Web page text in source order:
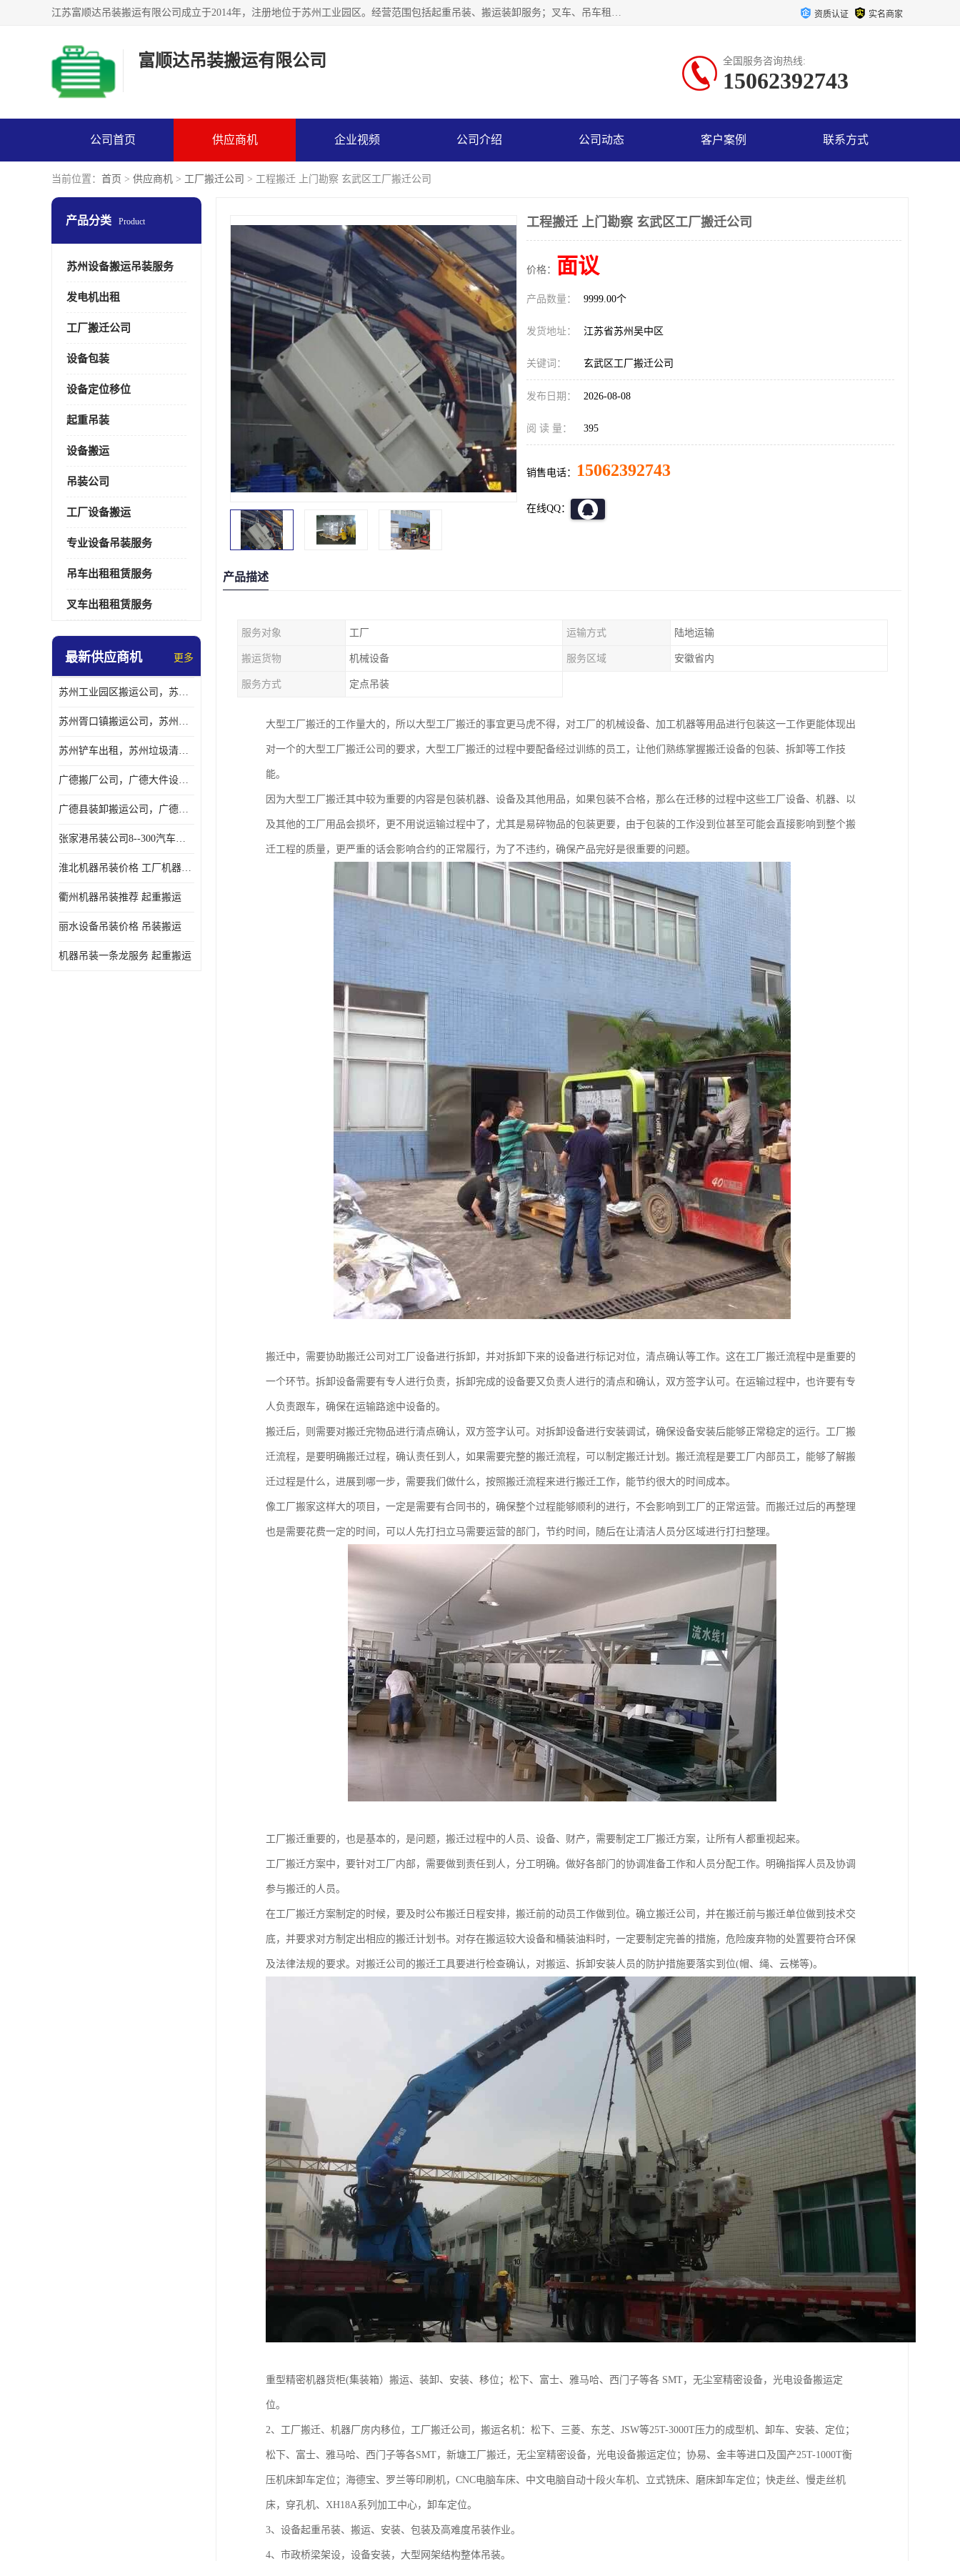
江苏富顺达吊装搬运有限公司成立于2014年，注册地位于苏州工业园区。经营范围包括起重吊装、搬运装卸服务；叉车、吊车租赁；水电安装；机电工程施工及维护；机电设备安装；家政服务、保洁服务。苏州搬运公司，苏州叉车出租，苏州吊车出租，苏州工厂设备搬运，专业设备吊装服务。 资质认证 实名商家
富顺达吊装搬运有限公司 全国服务咨询热线:
15062392743
公司首页 供应商机 企业视频 公司介绍 公司动态 客户案例 联系方式
当前位置： 首页 > 供应商机 > 工厂搬迁公司 > 工程搬迁 上门勘察 玄武区工厂搬迁公司
产品分类 Product
苏州设备搬运吊装服务
发电机出租
工厂搬迁公司
设备包装
设备定位移位
起重吊装
设备搬运
吊装公司
工厂设备搬运
专业设备吊装服务
吊车出租租赁服务
叉车出租租赁服务
最新供应商机 更多
苏州工业园区搬运公司，苏州工业园区搬厂公司
苏州胥口镇搬运公司，苏州胥口镇吊装搬厂公司
苏州铲车出租，苏州垃圾清理铲车租赁服务
广德搬厂公司，广德大件设备搬厂，广德搬运
广德县装卸搬运公司，广德县机器搬运公司
张家港吊装公司8--300汽车吊出租）
淮北机器吊装价格 工厂机器吊装
衢州机器吊装推荐 起重搬运
丽水设备吊装价格 吊装搬运
机器吊装一条龙服务 起重搬运
工程搬迁 上门勘察 玄武区工厂搬迁公司
价格： 面议
产品数量： 9999.00个
发货地址： 江苏省苏州吴中区
关键词： 玄武区工厂搬迁公司
发布日期： 2026-08-08
阅 读 量： 395
销售电话： 15062392743
在线QQ：
产品描述
服务对象 工厂 运输方式 陆地运输
搬运货物 机械设备 服务区域 安徽省内
服务方式 定点吊装
大型工厂搬迁的工作量大的，所以大型工厂搬迁的事宜更马虎不得，对工厂的机械设备、加工机器等用品进行包装这一工作更能体现出
对一个的大型工厂搬迁公司的要求，大型工厂搬迁的过程中要配备经过训练的员工，让他们熟练掌握搬迁设备的包装、拆卸等工作技
能。
因为大型工厂搬迁其中较为重要的内容是包装机器、设备及其他用品，如果包装不合格，那么在迁移的过程中这些工厂设备、机器、以
及其他的工厂用品会损坏，更不用说运输过程中了，尤其是易碎物品的包装更要，由于包装的工作没到位甚至可能会直接影响到整个搬
迁工程的质量，更严重的话会影响合约的正常履行，为了不违约，确保产品完好是很重要的问题。
搬迁中，需要协助搬迁公司对工厂设备进行拆卸，并对拆卸下来的设备进行标记对位，清点确认等工作。这在工厂搬迁流程中是重要的
一个环节。拆卸设备需要有专人进行负责，拆卸完成的设备要又负责人进行的清点和确认，双方签字认可。在运输过程中，也许要有专
人负责跟车，确保在运输路途中设备的。
搬迁后，则需要对搬迁完物品进行清点确认，双方签字认可。对拆卸设备进行安装调试，确保设备安装后能够正常稳定的运行。工厂搬
迁流程，是要明确搬迁过程，确认责任到人，如果需要完整的搬迁流程，可以制定搬迁计划。搬迁流程是要工厂内部员工，能够了解搬
迁过程是什么，进展到哪一步，需要我们做什么，按照搬迁流程来进行搬迁工作，能节约很大的时间成本。
像工厂搬家这样大的项目，一定是需要有合同书的，确保整个过程能够顺利的进行，不会影响到工厂的正常运营。而搬迁过后的再整理
也是需要花费一定的时间，可以人先打扫立马需要运营的部门，节约时间，随后在让清洁人员分区域进行打扫整理。
工厂搬迁重要的，也是基本的，是问题，搬迁过程中的人员、设备、财产，需要制定工厂搬迁方案，让所有人都重视起来。
工厂搬迁方案中，要针对工厂内部，需要做到责任到人，分工明确。做好各部门的协调准备工作和人员分配工作。明确指挥人员及协调
参与搬迁的人员。
在工厂搬迁方案制定的时候，要及时公布搬迁日程安排，搬迁前的动员工作做到位。确立搬迁公司，并在搬迁前与搬迁单位做到技术交
底，并要求对方制定出相应的搬迁计划书。对存在搬运较大设备和桶装油料时，一定要制定完善的措施，危险废弃物的处置要符合环保
及法律法规的要求。对搬迁公司的搬迁工具要进行检查确认，对搬运、拆卸安装人员的防护措施要落实到位(帽、绳、云梯等)。
重型精密机器货柜(集装箱）搬运、装卸、安装、移位；松下、富士、雅马哈、西门子等各 SMT，无尘室精密设备，光电设备搬运定
位。
2、工厂搬迁、机器厂房内移位，工厂搬迁公司，搬运名机：松下、三菱、东芝、JSW等25T-3000T压力的成型机、卸车、安装、定位；
松下、富士、雅马哈、西门子等各SMT，新塘工厂搬迁，无尘室精密设备，光电设备搬运定位；协易、金丰等进口及国产25T-1000T衡
压机床卸车定位；海德宝、罗兰等印刷机，CNC电脑车床、中文电脑自动十段火车机、立式铣床、磨床卸车定位；快走丝、慢走丝机
床，穿孔机、XH18A系列加工中心，卸车定位。
3、设备起重吊装、搬运、安装、包装及高难度吊装作业。
4、市政桥梁架设，设备安装，大型网架结构整体吊装。